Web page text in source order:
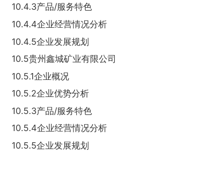
10.4.3产品/服务特色
10.4.4企业经营情况分析
10.4.5企业发展规划
10.5贵州鑫城矿业有限公司
10.5.1企业概况
10.5.2企业优势分析
10.5.3产品/服务特色
10.5.4企业经营情况分析
10.5.5企业发展规划